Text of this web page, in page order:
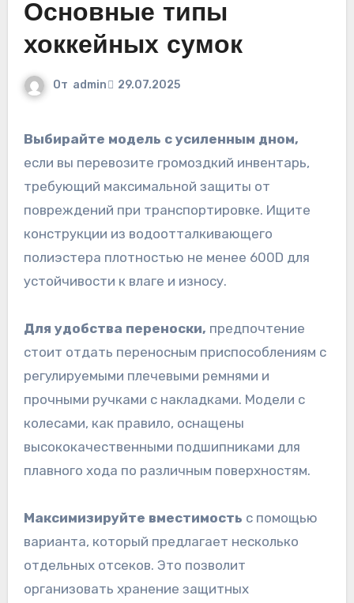
Основные типы
хоккейных сумок
От admin 29.07.2025
Выбирайте модель с усиленным дном,
если вы перевозите громоздкий инвентарь,
требующий максимальной защиты от
повреждений при транспортировке. Ищите
конструкции из водоотталкивающего
полиэстера плотностью не менее 600D для
устойчивости к влаге и износу.
Для удобства переноски, предпочтение
стоит отдать переносным приспособлениям с
регулируемыми плечевыми ремнями и
прочными ручками с накладками. Модели с
колесами, как правило, оснащены
высококачественными подшипниками для
плавного хода по различным поверхностям.
Максимизируйте вместимость с помощью
варианта, который предлагает несколько
отдельных отсеков. Это позволит
организовать хранение защитных